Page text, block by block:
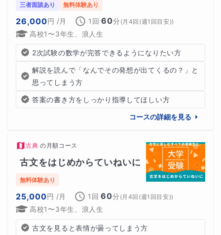
三者面談あり 無料体験あり
26,000円 /月 1回 60分 ( 月4回(週1回目安))
高校1〜3年生、浪人生
2次試験の数学が完答できるようになりたい方
解説を読んで「なんでその発想が出てくるの？」と
思ってしまう方
答案の書き方をしっかり指導してほしい方
コースの詳細を見る
古典 の 月額コース
古文をはじめからていねいに
無料体験あり
25,000円 /月 1回 60分 ( 月4回(週1回目安))
高校1〜3年生、浪人生
古文を見ると表情が曇ってしまう方